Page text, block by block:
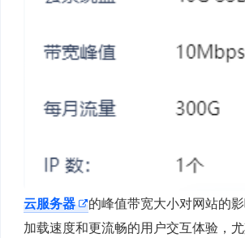
云服务器
的峰值带宽大小对网站的
加载速度和更流畅的用户交互体验，